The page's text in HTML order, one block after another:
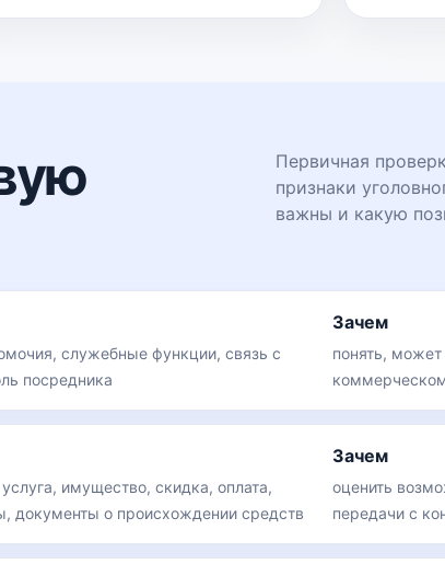
Первичная
признаки
важны и какую
служебные функции, связь с
посредника
Зачем
понять, может
имущество, скидка, оплата,
документы о происхождении средств
Зачем
оценить
передачи с